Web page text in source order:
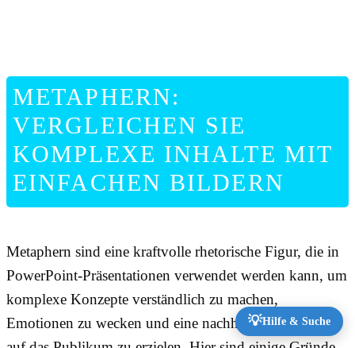
METAPHERN:
VERGLEICHEN SIE
KOMPLEXE INHALTE MIT
EINFACHEN BILDERN
Metaphern sind eine kraftvolle rhetorische Figur, die in
PowerPoint-Präsentationen verwendet werden kann, um
komplexe Konzepte verständlich zu machen,
Emotionen zu wecken und eine nachhaltige Wirkung
💡Hilfe & Suche